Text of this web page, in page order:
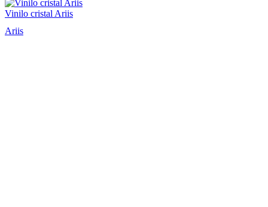
Vinilo cristal Ariis
Ariis